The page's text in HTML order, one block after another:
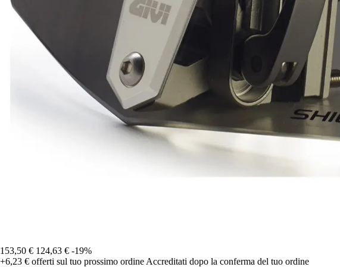
153,50 € 124,63 € -19%
+6,23 € offerti sul tuo prossimo ordine Accreditati dopo la conferma del tuo ordine